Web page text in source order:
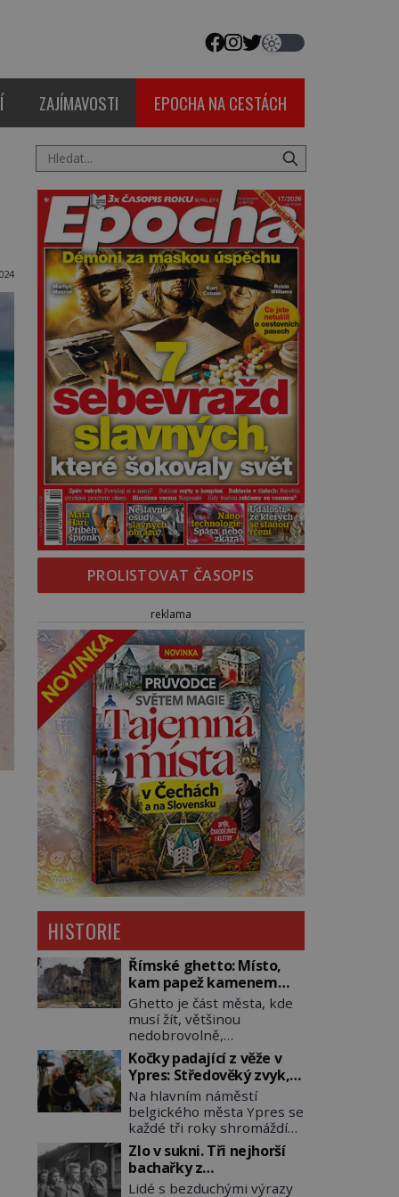
ZAJÍMAVOSTI EPOCHA NA CESTÁCH
PROLISTOVAT ČASOPIS
reklama
HISTORIE
Římské ghetto: Místo,
kam papež kamenem
dohodil
Ghetto je část města, kde
musí žít, většinou
nedobrovolně,
náboženská, rasová nebo
národnostní menšina
obyvatel. Bohaté
historické zkušenosti mají
s takovým životem Židé. Už
od středověku jsou totiž v
každou chvíli nuceni v
nějakém žít. Mezi ty
nejslavnější patří i římské
Kočky padající z věže v
Ypres: Středověký zvyk,
který dodnes budí
rozpaky
Na hlavním náměstí
belgického města Ypres se
každé tři roky shromáždí
tisíce lidí. Z věže slavné
tržnice létají do davu
kočky, diváci jásají a snaží
se je chytit. Naštěstí už
Zlo v sukni. Tři nejhorší
bachařky z
koncentračních táborů
Lidé s bezduchými výrazy